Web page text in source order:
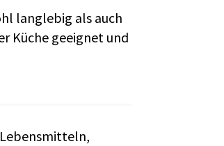
langlebig als auch
Küche geeignet und